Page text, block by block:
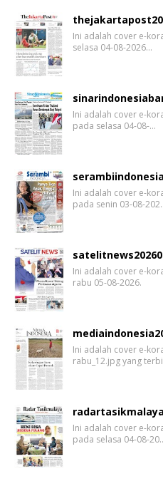
Ini adalah cover e-
selasa 04-08-2026…
Ini adalah cover e-
pada selasa 04-08-…
Ini adalah cover e-
pada senin 03-08-
Ini adalah cover e-
rabu 05-08-2026.
Ini adalah cover e-
rabu_12.jpg yang
Ini adalah cover e-
pada selasa 04-08-